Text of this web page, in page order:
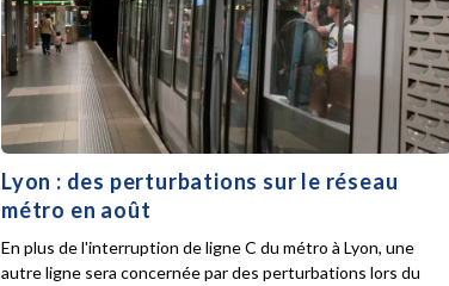
Lyon : des perturbations sur le réseau
métro en août
En plus de l'interruption de ligne C du métro à Lyon, une
autre ligne sera concernée par des perturbations lors du